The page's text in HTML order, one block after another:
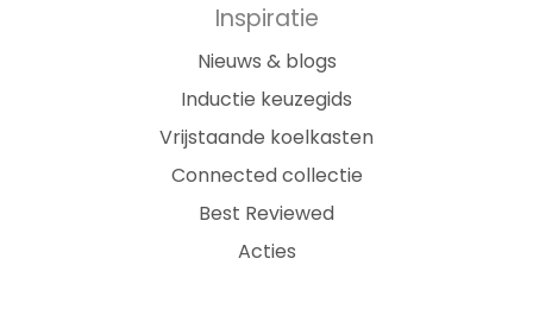
Inspiratie
Nieuws & blogs
Inductie keuzegids
Vrijstaande koelkasten
Connected collectie
Best Reviewed
Acties